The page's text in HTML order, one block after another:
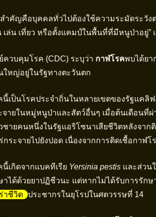
สำคัญคือบุคคลทั่วไปต้องใช้ความระมัดระวัง
เล่น เที่ยว หรือตั้งแคมป์ในพื้นที่ที่มีหนูป่าอยู่”
ควบคุมโรค (CDC) ระบุว่า กาฬโรคพบได้ยา
ใหญ่อยู่ในรัฐทางตะวันตก
นี้เป็นโรคประจำถิ่นในหลายเขตของรัฐแคลิ
จายในหมู่หนูป่าและสัตว์อื่นๆ เมื่อต้นเดือนที่
ชายคนหนึ่งในรัฐแอริโซนาเสียชีวิตหลังจาก
กระจายไปยังปอด เนื่องจากการติดเชื้อกาฬ
นี้เกิดจากแบคทีเรีย Yersinia pestis และส่วน
าได้ด้วยยาปฏิชีวนะ แต่หากไม่ได้รับการรัก
าชีวิต ประชากรในยุโรปในศตวรรษที่ 14